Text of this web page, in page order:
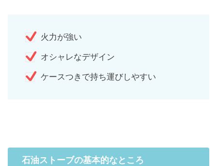
火力が強い
オシャレなデザイン
ケースつきで持ち運びしやすい
石油ストーブの基本的なところ